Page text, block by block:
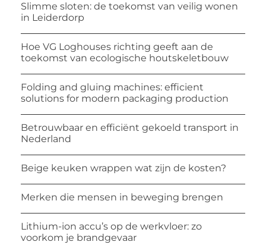
Slimme sloten: de toekomst van veilig wonen
in Leiderdorp
Hoe VG Loghouses richting geeft aan de
toekomst van ecologische houtskeletbouw
Folding and gluing machines: efficient
solutions for modern packaging production
Betrouwbaar en efficiënt gekoeld transport in
Nederland
Beige keuken wrappen wat zijn de kosten?
Merken die mensen in beweging brengen
Lithium-ion accu’s op de werkvloer: zo
voorkom je brandgevaar